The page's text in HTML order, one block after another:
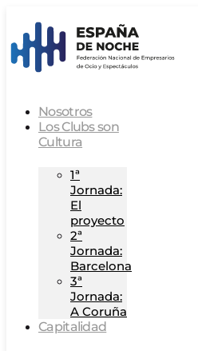
Nosotros
Los Clubs son
Cultura
1ª
Jornada:
El
proyecto
2ª
Jornada:
Barcelona
3ª
Jornada:
A Coruña
Capitalidad